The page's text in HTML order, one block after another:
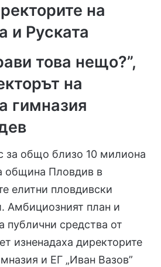
на
и Руската
това нещо?”,
на
гимназия
за общо близо 10 милиона
община Пловдив в
елитни пловдивски
Амбициозният план и
публични средства от
изненадаха директорите
и ЕГ „Иван Вазов”